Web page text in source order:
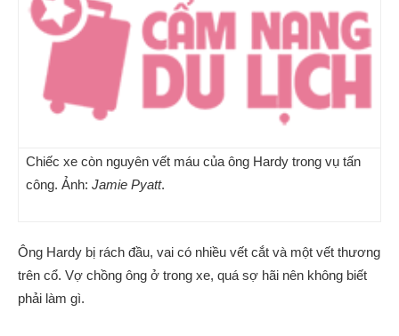
Chiếc xe còn nguyên vết máu của ông Hardy trong vụ tấn
công. Ảnh: Jamie Pyatt.
Ông Hardy bị rách đầu, vai có nhiều vết cắt và một vết thương
trên cổ. Vợ chồng ông ở trong xe, quá sợ hãi nên không biết
phải làm gì.